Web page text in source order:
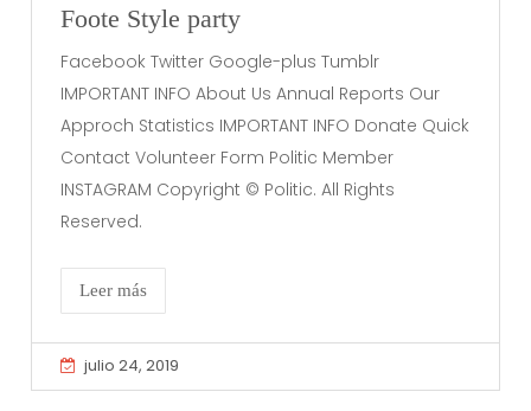
Foote Style party
Facebook Twitter Google-plus Tumblr
IMPORTANT INFO About Us Annual Reports Our
Approch Statistics IMPORTANT INFO Donate Quick
Contact Volunteer Form Politic Member
INSTAGRAM Copyright © Politic. All Rights
Reserved.
Leer más
julio 24, 2019